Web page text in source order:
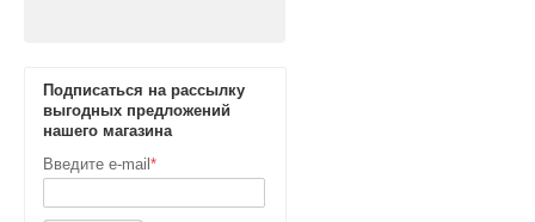
Подписаться на рассылку
выгодных предложений
нашего магазина
Введите e-mail *